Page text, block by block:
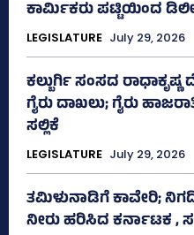
ಕಾರ್ಮಿಕರು ಪಟ್ಟಿಯಿಂದ
LEGISLATURE July 29, 2026
ಕಲ್ಬುರ್ಗಿ ಸಂಸದ
ಗೈರು ದಾಖಲು; ಗೈರು
ಸಲ್ಲಿಕೆ
LEGISLATURE July 29, 2026
ತಮಿಳುನಾಡಿಗೆ ಕಾವೇರಿ;
ನೀರು ಹರಿಸಿದ ಕರ್ನಾಟಕ ,